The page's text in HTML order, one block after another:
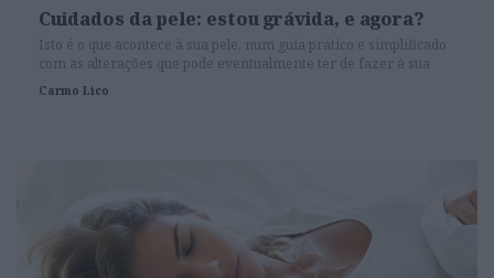
Cuidados da pele: estou grávida, e agora?
Isto é o que acontece à sua pele, num guia prático e simplificado
com as alterações que pode eventualmente ter de fazer à sua
rotina. As manchas, a acne e as estrias: conheça o seu melhor
plano de ação.
Carmo Lico